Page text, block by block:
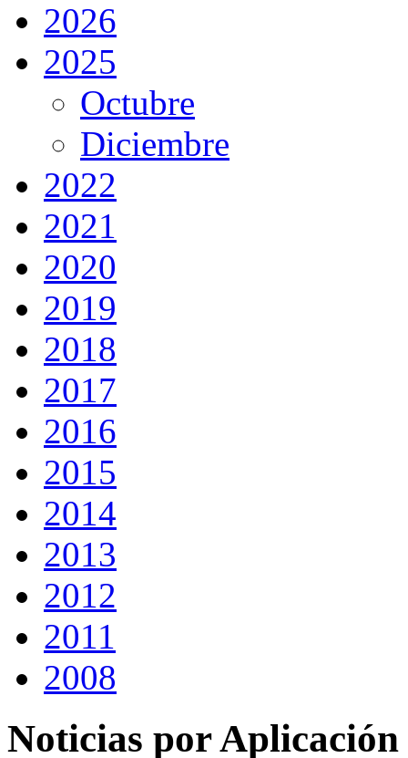
2026
2025
Octubre
Diciembre
2022
2021
2020
2019
2018
2017
2016
2015
2014
2013
2012
2011
2008
Noticias por Aplicación